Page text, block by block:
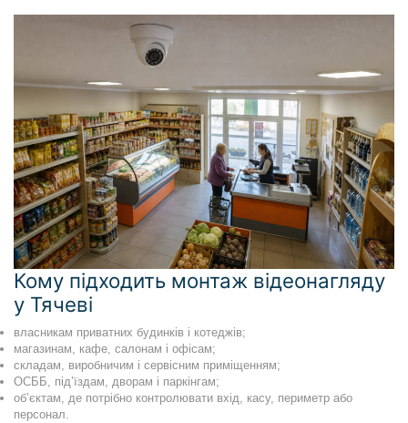
Кому підходить монтаж відеонагляду
у Тячеві
власникам приватних будинків і котеджів;
магазинам, кафе, салонам і офісам;
складам, виробничим і сервісним приміщенням;
ОСББ, під’їздам, дворам і паркінгам;
об’єктам, де потрібно контролювати вхід, касу, периметр або
персонал.